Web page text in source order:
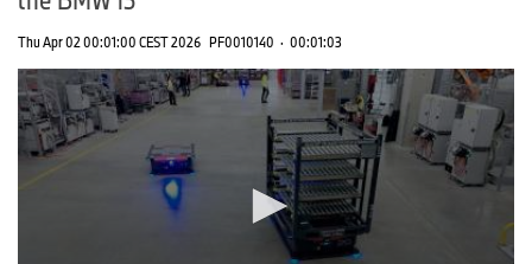
Thu Apr 02 00:01:00 CEST 2026 PF0010140 · 00:01:03